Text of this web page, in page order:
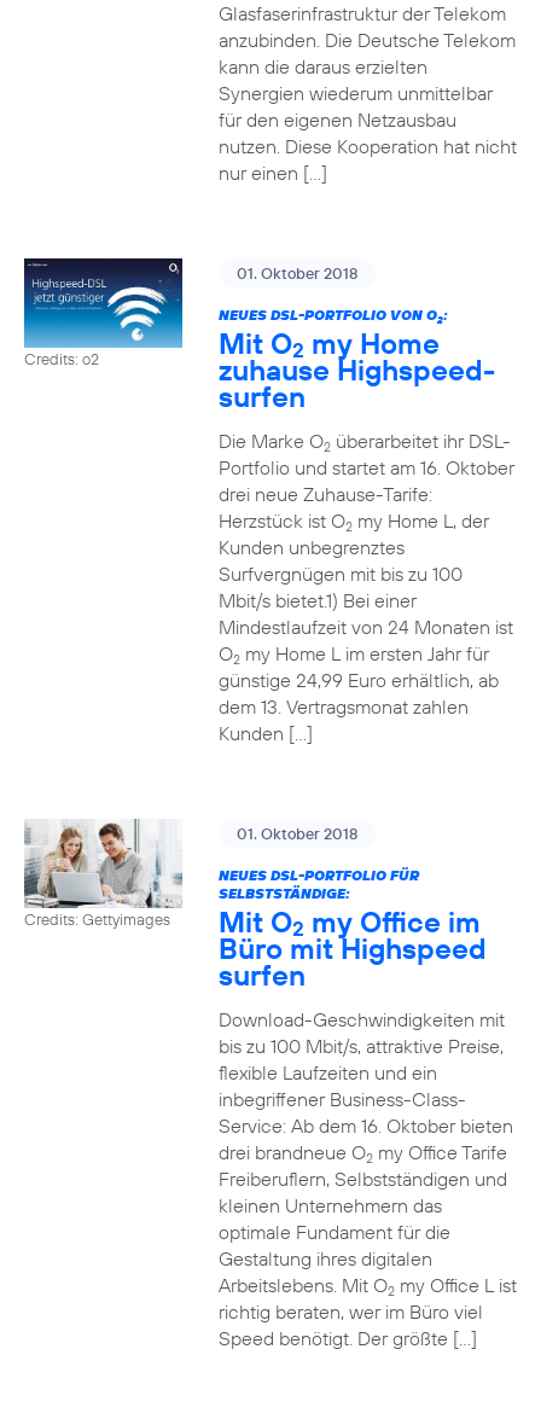
Glasfaserinfrastruktur der Telekom
anzubinden. Die Deutsche Telekom
kann die daraus erzielten
Synergien wiederum unmittelbar
für den eigenen Netzausbau
nutzen. Diese Kooperation hat nicht
nur einen […]
Credits: o2
01. Oktober 2018
NEUES DSL-PORTFOLIO VON O2:
Mit O2 my Home
zuhause Highspeed-
surfen
Die Marke O2überarbeitet ihr DSL-
Portfolio und startet am 16. Oktober
drei neue Zuhause-Tarife:
Herzstück ist O2my Home L, der
Kunden unbegrenztes
Surfvergnügen mit bis zu 100
Mbit/s bietet.1) Bei einer
Mindestlaufzeit von 24 Monaten ist
O2my Home L im ersten Jahr für
günstige 24,99 Euro erhältlich, ab
dem 13. Vertragsmonat zahlen
Kunden […]
Credits: Gettyimages
01. Oktober 2018
NEUES DSL-PORTFOLIO FÜR
SELBSTSTÄNDIGE:
Mit O2 my Office im
Büro mit Highspeed
surfen
Download-Geschwindigkeiten mit
bis zu 100 Mbit/s, attraktive Preise,
flexible Laufzeiten und ein
inbegriffener Business-Class-
Service: Ab dem 16. Oktober bieten
drei brandneue O2my Office Tarife
Freiberuflern, Selbstständigen und
kleinen Unternehmern das
optimale Fundament für die
Gestaltung ihres digitalen
Arbeitslebens. Mit O2my Office L ist
richtig beraten, wer im Büro viel
Speed benötigt. Der größte […]